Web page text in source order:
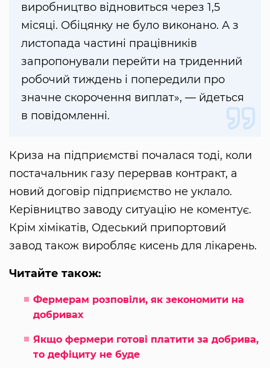
виробництво відновиться через 1,5
місяці. Обіцянку не було виконано. А з
листопада частині працівників
запропонували перейти на триденний
робочий тиждень і попередили про
значне скорочення виплат», — йдеться
в повідомленні.
Криза на підприємстві почалася тоді, коли
постачальник газу перервав контракт, а
новий договір підприємство не уклало.
Керівництво заводу ситуацію не коментує.
Крім хімікатів, Одеський припортовий
завод також виробляє кисень для лікарень.
Читайте також:
Фермерам розповіли, як зекономити на
добривах
Якщо фермери готові платити за добрива,
то дефіциту не буде